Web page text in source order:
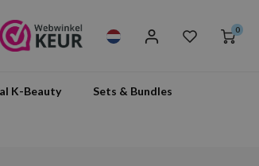
0
K-Beauty Sets & Bundles